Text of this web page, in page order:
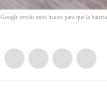
Google revelo unos trucos para que la